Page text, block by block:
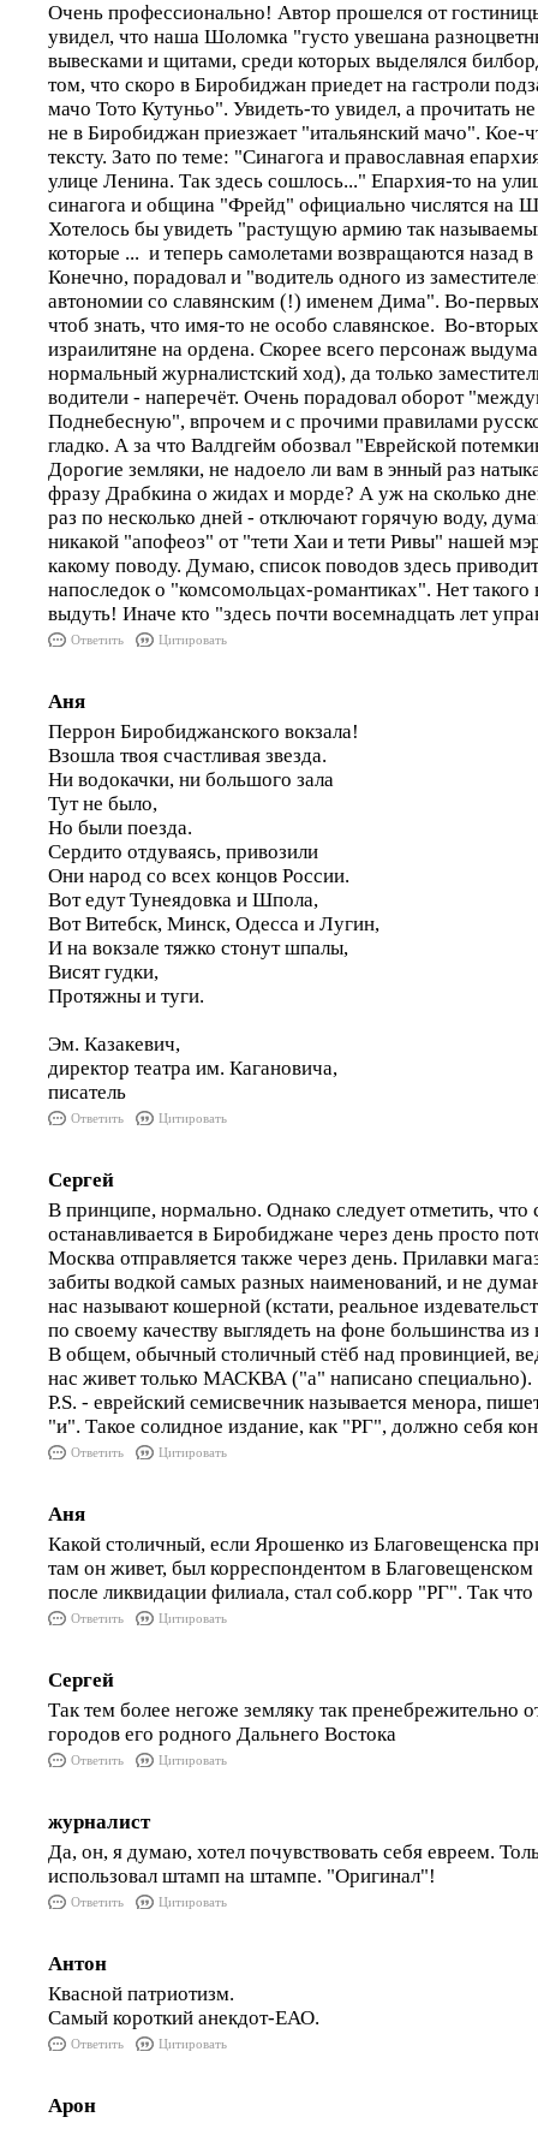
Очень профессионально! Автор прошелся от
увидел, что наша Шоломка "густо увешана
вывесками и щитами, среди которых выделялся
том, что скоро в Биробиджан приедет на гастроли
мачо Тото Кутуньо". Увидеть-то увидел, а прочитать
не в Биробиджан приезжает "итальянский мачо". Кое-
тексту. Зато по теме: "Синагога и православная
улице Ленина. Так здесь сошлось..." Епархия-то на
синагога и община "Фрейд" официально числятся на
Хотелось бы увидеть "растущую армию так
которые ... и теперь самолетами возвращаются назад
Конечно, порадовал и "водитель одного из
автономии со славянским (!) именем Дима". Во-
чтоб знать, что имя-то не особо славянское. Во-
израилитяне на ордена. Скорее всего персонаж
нормальный журналистский ход), да только
водители - наперечёт. Очень порадовал оборот
Поднебесную", впрочем и с прочими правилами
гладко. А за что Валдгейм обозвал "Еврейской
Дорогие земляки, не надоело ли вам в энный раз
фразу Драбкина о жидах и морде? А уж на сколько
раз по несколько дней - отключают горячую воду,
никакой "апофеоз" от "тети Хаи и тети Ривы" нашей
какому поводу. Думаю, список поводов здесь
напоследок о "комсомольцах-романтиках". Нет такого
выдуть! Иначе кто "здесь почти восемнадцать лет
Ответить Цитировать
Аня
Перрон Биробиджанского вокзала!
Взошла твоя счастливая звезда.
Ни водокачки, ни большого зала
Тут не было,
Но были поезда.
Сердито отдуваясь, привозили
Они народ со всех концов России.
Вот едут Тунеядовка и Шпола,
Вот Витебск, Минск, Одесса и Лугин,
И на вокзале тяжко стонут шпалы,
Висят гудки,
Протяжны и туги.
Эм. Казакевич,
директор театра им. Кагановича,
писатель
Ответить Цитировать
Сергей
В принципе, нормально. Однако следует отметить,
останавливается в Биробиджане через день просто
Москва отправляется также через день. Прилавки
забиты водкой самых разных наименований, и не
нас называют кошерной (кстати, реальное
по своему качеству выглядеть на фоне большинства
В общем, обычный столичный стёб над провинцией,
нас живет только МАСКВА ("а" написано специально).
P.S. - еврейский семисвечник называется менора,
"и". Такое солидное издание, как "РГ", должно себя
Ответить Цитировать
Аня
Какой столичный, если Ярошенко из Благовещенска
там он живет, был корреспондентом в
после ликвидации филиала, стал соб.корр "РГ". Так что
Ответить Цитировать
Сергей
Так тем более негоже земляку так пренебрежительно
городов его родного Дальнего Востока
Ответить Цитировать
журналист
Да, он, я думаю, хотел почувствовать себя евреем.
использовал штамп на штампе. "Оригинал"!
Ответить Цитировать
Антон
Квасной патриотизм.
Самый короткий анекдот-ЕАО.
Ответить Цитировать
Арон